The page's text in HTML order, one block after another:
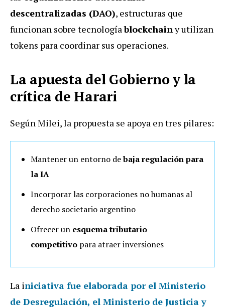
descentralizadas (DAO), estructuras que
funcionan sobre tecnologíablockchainy utilizan
tokens para coordinar sus operaciones.
La apuesta del Gobierno y la
crítica de Harari
Según Milei, la propuesta se apoya en tres pilares:
Mantener un entorno debaja regulación para
la IA
Incorporar las corporaciones no humanas al
derecho societario argentino
Ofrecer un esquema tributario
competitivo para atraer inversiones
La iniciativa fue elaborada por el Ministerio
de Desregulación, el Ministerio de Justicia y